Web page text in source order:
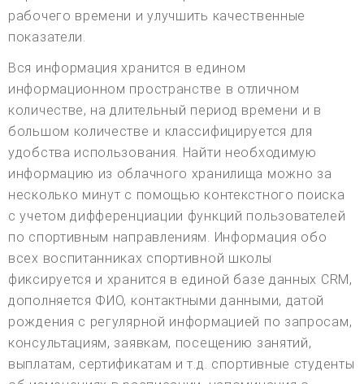
рабочего времени и улучшить качественные
показатели.
Вся информация хранится в едином
информационном пространстве в отличном
количестве, на длительный период времени и в
большом количестве и классифицируется для
удобства использования. Найти необходимую
информацию из облачного хранилища можно за
несколько минут с помощью контекстного поиска
с учетом дифференциации функций пользователей
по спортивным направлениям. Информация обо
всех воспитанниках спортивной школы
фиксируется и хранится в единой базе данных CRM,
дополняется ФИО, контактными данными, датой
рождения с регулярной информацией по запросам,
консультациям, заявкам, посещению занятий,
выплатам, сертификатам и т.д. спортивные студенты